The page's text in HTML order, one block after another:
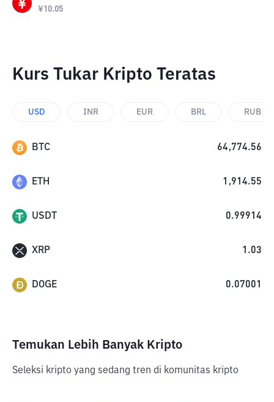
¥10.05
Kurs Tukar Kripto Teratas
USD INR EUR BRL RUB
BTC 64,774.56
ETH 1,914.55
USDT 0.99914
XRP 1.03
DOGE 0.07001
Temukan Lebih Banyak Kripto
Seleksi kripto yang sedang tren di komunitas kripto